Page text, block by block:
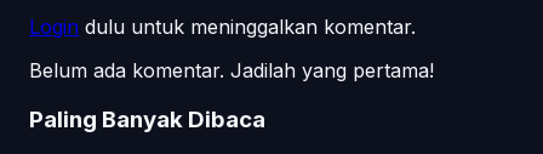
Login dulu untuk meninggalkan komentar.
Belum ada komentar. Jadilah yang pertama!
Paling Banyak Dibaca